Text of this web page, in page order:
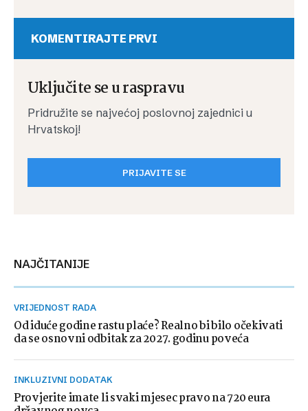
KOMENTIRAJTE PRVI
Uključite se u raspravu
Pridružite se najvećoj poslovnoj zajednici u
Hrvatskoj!
PRIJAVITE SE
NAJČITANIJE
VRIJEDNOST RADA
Od iduće godine rastu plaće? Realno bi bilo očekivati
da se osnovni odbitak za 2027. godinu poveća
INKLUZIVNI DODATAK
Provjerite imate li svaki mjesec pravo na 720 eura